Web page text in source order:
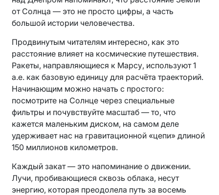
от Солнца — это не просто цифры, а часть
большой истории человечества.
Продвинутым читателям интересно, как это
расстояние влияет на космические путешествия.
Ракеты, направляющиеся к Марсу, используют 1
а.е. как базовую единицу для расчёта траекторий.
Начинающим можно начать с простого:
посмотрите на Солнце через специальные
фильтры и почувствуйте масштаб — то, что
кажется маленьким диском, на самом деле
удерживает нас на гравитационной «цепи» длиной
150 миллионов километров.
Каждый закат — это напоминание о движении.
Лучи, пробивающиеся сквозь облака, несут
энергию, которая преодолела путь за восемь